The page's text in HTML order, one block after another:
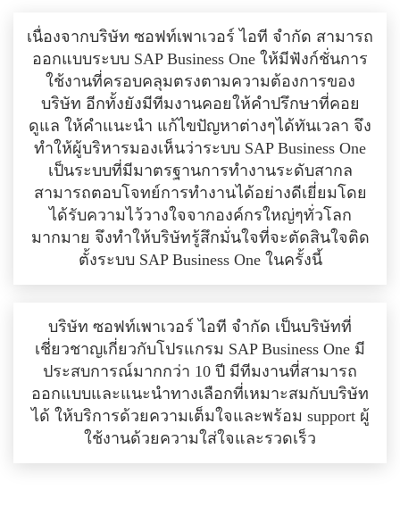
เนื่องจากบริษัท ซอฟท์เพาเวอร์ ไอที จำกัด สามารถ
ออกแบบระบบ SAP Business One ให้มีฟังก์ชั่นการ
ใช้งานที่ครอบคลุมตรงตามความต้องการของ
บริษัท อีกทั้งยังมีทีมงานคอยให้คำปรึกษาที่คอย
ดูแล ให้คำแนะนำ แก้ไขปัญหาต่างๆได้ทันเวลา จึง
ทำให้ผู้บริหารมองเห็นว่าระบบ SAP Business One
เป็นระบบที่มีมาตรฐานการทำงานระดับสากล
สามารถตอบโจทย์การทำงานได้อย่างดีเยี่ยมโดย
ได้รับความไว้วางใจจากองค์กรใหญ่ๆทั่วโลก
มากมาย จึงทำให้บริษัทรู้สึกมั่นใจที่จะตัดสินใจติด
ตั้งระบบ SAP Business One ในครั้งนี้
บริษัท ซอฟท์เพาเวอร์ ไอที จำกัด เป็นบริษัทที่
เชี่ยวชาญเกี่ยวกับโปรแกรม SAP Business One มี
ประสบการณ์มากกว่า 10 ปี มีทีมงานที่สามารถ
ออกแบบและแนะนำทางเลือกที่เหมาะสมกับบริษัท
ได้ ให้บริการด้วยความเต็มใจและพร้อม support ผู้
ใช้งานด้วยความใส่ใจและรวดเร็ว